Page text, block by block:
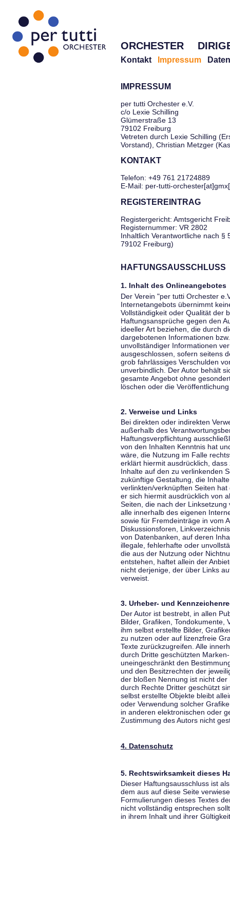
ORCHESTER
Kontakt Impressum
IMPRESSUM
per tutti Orchester e.V.
c/o Lexie Schilling
Glümerstraße 13
79102 Freiburg
Vetreten durch Lexie Schilling
Vorstand), Christian Metzger
KONTAKT
Telefon: +49 761 21724889
E-Mail: per-tutti-
REGISTEREINTRAG
Registergericht: Amtsgericht
Registernummer: VR 2802
Inhaltlich Verantwortliche nach §
79102 Freiburg)
HAFTUNGSAUSSCHLUSS
1. Inhalt des Onlineangebotes
Der Verein "per tutti Orchester
Internetangebots übernimmt
Vollständigkeit oder Qualität der
Haftungsansprüche gegen den
ideeller Art beziehen, die durch
dargebotenen Informationen
unvollständiger Informationen
ausgeschlossen, sofern seitens
grob fahrlässiges Verschulden
unverbindlich. Der Autor behält
gesamte Angebot ohne
löschen oder die
2. Verweise und Links
Bei direkten oder indirekten
außerhalb des
Haftungsverpflichtung
von den Inhalten Kenntnis hat
wäre, die Nutzung im Falle
erklärt hiermit ausdrücklich,
Inhalte auf den zu verlinkenden
zukünftige Gestaltung, die
verlinkten/verknüpften Seiten
er sich hiermit ausdrücklich von
Seiten, die nach der
alle innerhalb des eigenen
sowie für Fremdeinträge in vom
Diskussionsforen,
von Datenbanken, auf deren
illegale, fehlerhafte oder
die aus der Nutzung oder
entstehen, haftet allein der
nicht derjenige, der über Links
verweist.
3. Urheber- und
Der Autor ist bestrebt, in allen
Bilder, Grafiken, Tondokumente,
ihm selbst erstellte Bilder,
zu nutzen oder auf lizenzfreie
Texte zurückzugreifen. Alle
durch Dritte geschützten
uneingeschränkt den
und den Besitzrechten der
der bloßen Nennung ist nicht
durch Rechte Dritter geschützt
selbst erstellte Objekte bleibt
oder Verwendung solcher
in anderen elektronischen oder
Zustimmung des Autors nicht
4. Datenschutz
5. Rechtswirksamkeit dieses
Dieser Haftungsausschluss ist
dem aus auf diese Seite
Formulierungen dieses Textes
nicht vollständig entsprechen
in ihrem Inhalt und ihrer